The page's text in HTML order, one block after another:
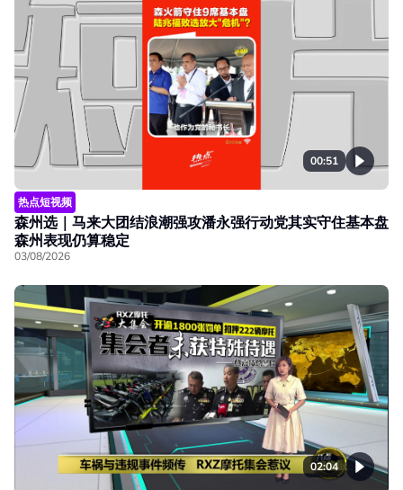
00:51
热点短视频
森州选｜马来大团结浪潮强攻潘永强行动党其实守住基本盘
森州表现仍算稳定
03/08/2026
02:04